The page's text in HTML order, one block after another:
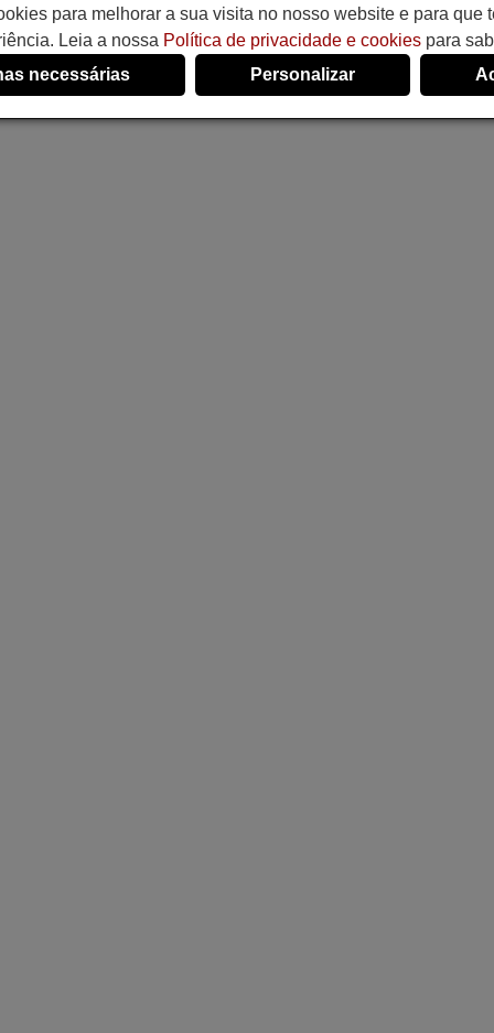
para melhorar a sua visita no nosso website e para que
Leia a nossa Política de privacidade e cookies para
necessárias
Personalizar